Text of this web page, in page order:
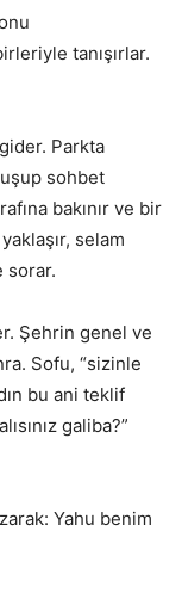
tanışırlar.
Parkta
sohbet
bakınır ve bir
selam
sorar.
Şehrin genel ve
Sofu, “sizinle
bu ani teklif
galiba?”
Yahu benim